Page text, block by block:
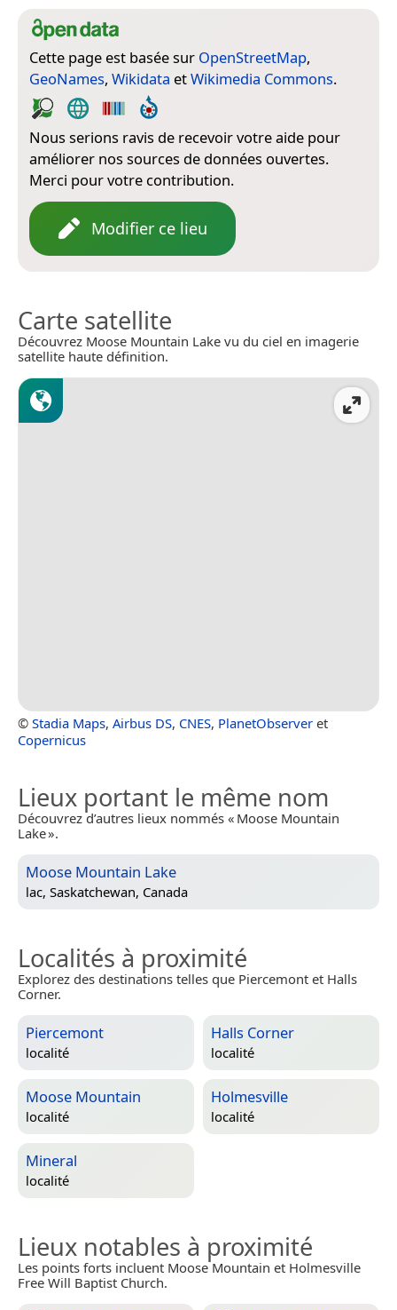
Cette page est basée sur OpenStreetMap,
GeoNames, Wikidata etWikimedia Commons.
Nous serions ravis de recevoir votre aide pour
améliorer nos sources de données ouvertes.
Merci pour votre contribution.
Modifier ce lieu
Carte satellite
Découvrez Moose Mountain Lake vu du ciel en imagerie
satellite haute définition.
© Stadia Maps, Airbus DS, CNES, PlanetObserver et
Copernicus
Lieux portant le même nom
Découvrez d’autres lieux nommés « Moose Mountain
Lake ».
Moose Mountain Lake
lac, Saskatchewan, Canada
Localités à proximité
Explorez des destinations telles que Piercemont et Halls
Corner.
Piercemont
localité
Halls Corner
localité
Moose Mountain
localité
Holmesville
localité
Mineral
localité
Lieux notables à proximité
Les points forts incluent Moose Mountain et Holmesville
Free Will Baptist Church.